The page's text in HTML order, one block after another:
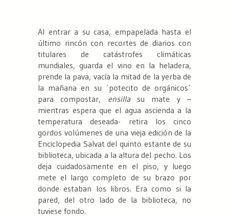
Al entrar a su casa, empapelada hasta el
último rincón con recortes de diarios con
titulares de catástrofes climáticas
mundiales, guarda el vino en la heladera,
prende la pava, vacía la mitad de la yerba de
la mañana en su ´potecito de orgánicos´
para compostar, ensillasu mate y –
mientras espera que el agua ascienda a la
temperatura deseada- retira los cinco
gordos volúmenes de una vieja edición de la
Enciclopedia Salvat del quinto estante de su
biblioteca, ubicada a la altura del pecho. Los
deja cuidadosamente en el piso, y luego
mete el largo completo de su brazo por
donde estaban los libros. Era como si la
pared, del otro lado de la biblioteca, no
tuviese fondo.